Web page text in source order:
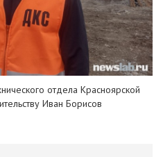
отдела Красноярской
Иван Борисов